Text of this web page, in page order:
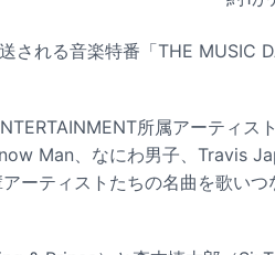
される音楽特番「THE MUSIC
所属アーティス
Man、なにわ男子、Travis
ーティストたちの名曲を歌い